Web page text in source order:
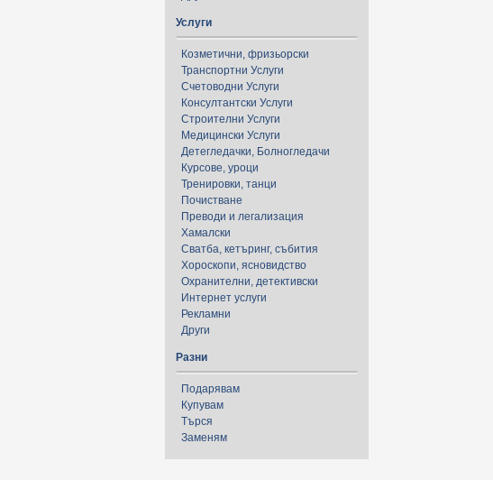
Услуги
Козметични, фризьорски
Транспортни Услуги
Счетоводни Услуги
Консултантски Услуги
Строителни Услуги
Медицински Услуги
Детегледачки, Болногледачи
Курсове, уроци
Тренировки, танци
Почистване
Преводи и легализация
Хамалски
Сватба, кетъринг, събития
Хороскопи, ясновидство
Охранителни, детективски
Интернет услуги
Рекламни
Други
Разни
Подарявам
Купувам
Търся
Заменям